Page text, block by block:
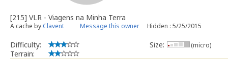
[215] VLR - Viagens na Minha Terra
A cache by Clavent Message this owner Hidden : 5/25/2015
Difficulty:
Terrain:
Size: (micro)